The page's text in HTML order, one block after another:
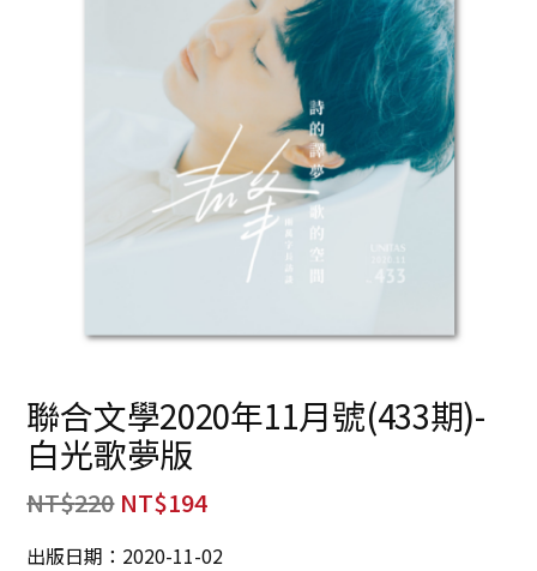
聯合文學2020年11月號(433期)-
白光歌夢版
NT$220 NT$194
出版日期：2020-11-02